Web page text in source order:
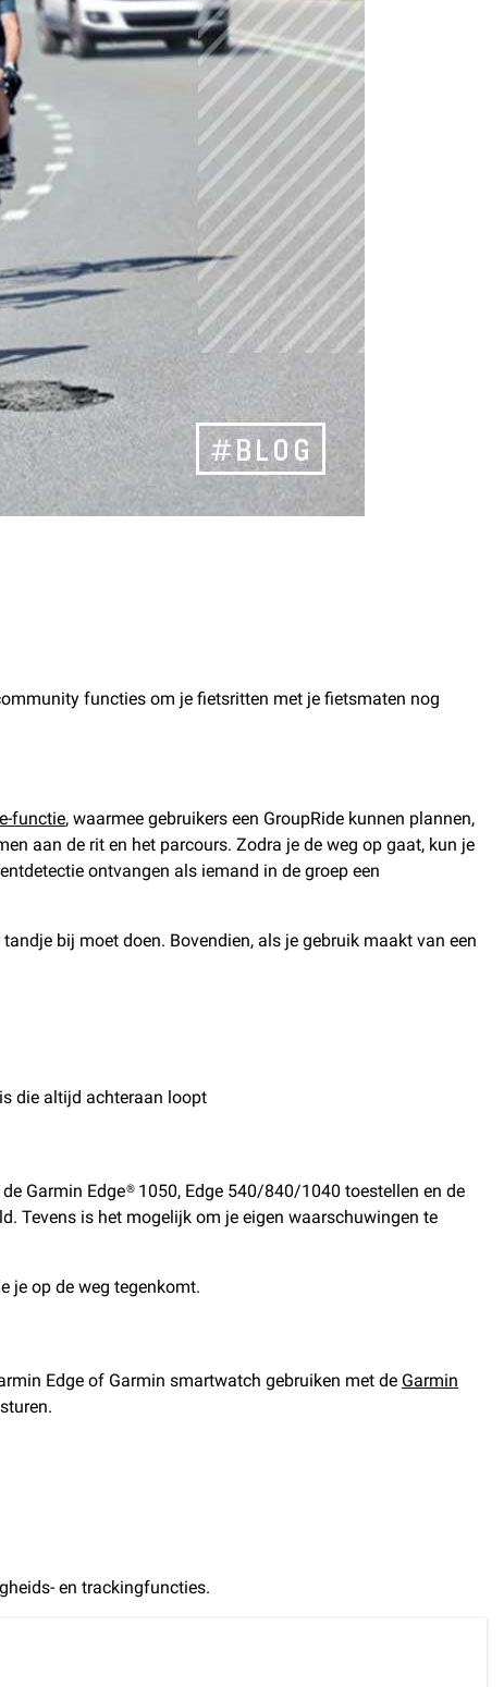
functies om je fietsritten met je fietsmaten nog
functie, waarmee gebruikers een GroupRide kunnen plannen,
aan de rit en het parcours. Zodra je de weg op gaat, kun je
ontvangen als iemand in de groep een
bij moet doen. Bovendien, als je gebruik maakt van een
die altijd achteraan loopt
Garmin Edge® 1050, Edge 540/840/1040 toestellen en de
Tevens is het mogelijk om je eigen waarschuwingen te
je op de weg tegenkomt.
Edge of Garmin smartwatch gebruiken met de Garmin
en trackingfuncties.